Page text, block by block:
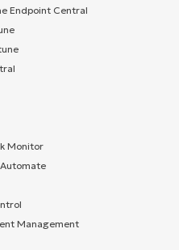
Endpoint Central
Monitor
Management